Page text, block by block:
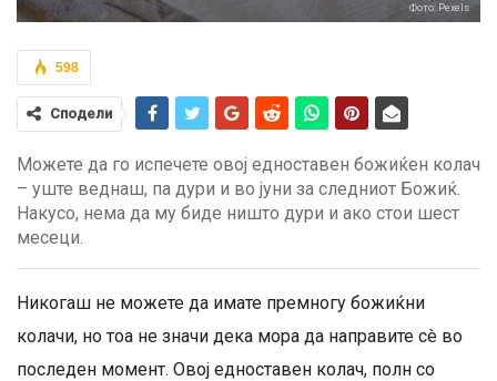
Фото: Pexels
598
Сподели
Можете да го испечете овој едноставен божиќен колач
– уште веднаш, па дури и во јуни за следниот Божиќ.
Накусо, нема да му биде ништо дури и ако стои шест
месеци.
Никогаш не можете да имате премногу божиќни
колачи, но тоа не значи дека мора да направите сè во
последен момент. Овој едноставен колач, полн со